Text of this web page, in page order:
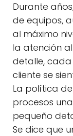
Durante
de equipos,
al máximo
la atención
detalle,
cliente se
La política
procesos
pequeño
Se dice que